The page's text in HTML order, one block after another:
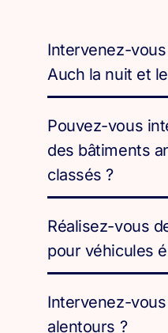
Intervenez-
Auch la nuit et
Pouvez-vous
des bâtiments
classés ?
Réalisez-vous
pour véhicules
Intervenez-
alentours ?